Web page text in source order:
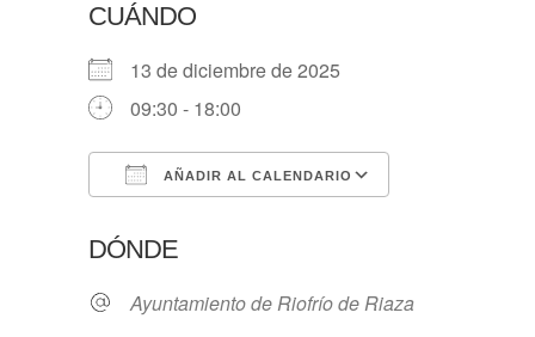
CUÁNDO
13 de diciembre de 2025
09:30 - 18:00
AÑADIR AL CALENDARIO
DÓNDE
Ayuntamiento de Riofrío de Riaza